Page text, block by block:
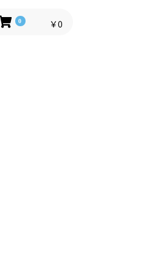
0 ￥0